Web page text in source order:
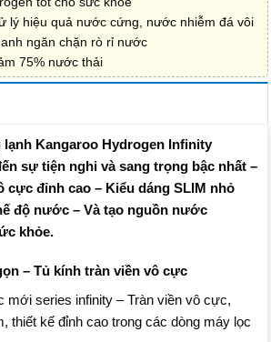
lý hiệu quả nước cứng, nước nhiễm đá vôi
ngăn chặn rò rỉ nước
75% nước thải
Kangaroo Hydrogen Infinity
sự tiện nghi và sang trọng bậc nhất –
cực đỉnh cao – Kiểu dáng SLIM nhỏ
độ nước – Và tạo nguồn nước
khỏe.
– Tủ kính tràn viền vô cực
mới series infinity – Tràn viền vô cực,
thiết kế đỉnh cao trong các dòng máy lọc